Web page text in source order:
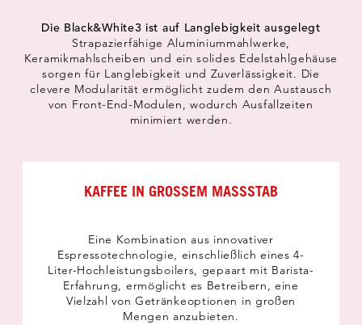
Die Black&White3 ist auf Langlebigkeit ausgelegt
Strapazierfähige Aluminiummahlwerke,
Keramikmahlscheiben und ein solides Edelstahlgehäuse
sorgen für Langlebigkeit und Zuverlässigkeit. Die
clevere Modularität ermöglicht zudem den Austausch
von Front-End-Modulen, wodurch Ausfallzeiten
minimiert werden.
KAFFEE IN GROSSEM MASSSTAB
Eine Kombination aus innovativer
Espressotechnologie, einschließlich eines 4-
Liter-Hochleistungsboilers, gepaart mit Barista-
Erfahrung, ermöglicht es Betreibern, eine
Vielzahl von Getränkeoptionen in großen
Mengen anzubieten.